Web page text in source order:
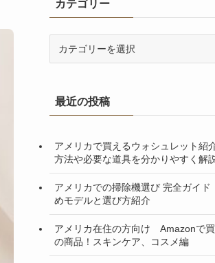
カテゴリー
ー最近の投稿
アメリカで買えるウォシュレット紹
方法や必要な道具を分かりやすく解
アメリカでの掃除機選び 完全ガイド
めモデルと選び方紹介
アメリカ在住の方向け Amazonで
の商品！スキンケア、コスメ編